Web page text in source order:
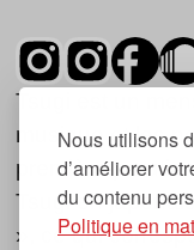
Nous utilisons
d’améliorer
du contenu
Politique en
Tsugi est un
musique et les
première
Tsugi en
», ce qui